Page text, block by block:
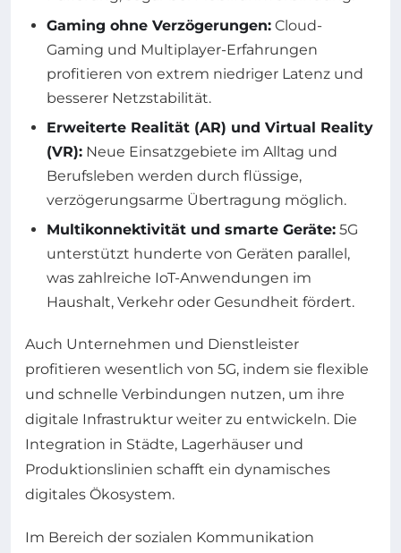
Gaming ohne Verzögerungen: Cloud-
Gaming und Multiplayer-Erfahrungen
profitieren von extrem niedriger Latenz und
besserer Netzstabilität.
Erweiterte Realität (AR) und Virtual Reality
(VR): Neue Einsatzgebiete im Alltag und
Berufsleben werden durch flüssige,
verzögerungsarme Übertragung möglich.
Multikonnektivität und smarte Geräte: 5G
unterstützt hunderte von Geräten parallel,
was zahlreiche IoT-Anwendungen im
Haushalt, Verkehr oder Gesundheit fördert.
Auch Unternehmen und Dienstleister
profitieren wesentlich von 5G, indem sie flexible
und schnelle Verbindungen nutzen, um ihre
digitale Infrastruktur weiter zu entwickeln. Die
Integration in Städte, Lagerhäuser und
Produktionslinien schafft ein dynamisches
digitales Ökosystem.
Im Bereich der sozialen Kommunikation